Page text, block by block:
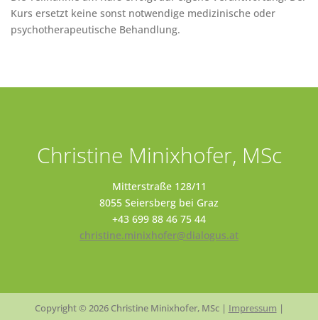
Kurs ersetzt keine sonst notwendige medizinische oder
psychotherapeutische Behandlung.
Christine Minixhofer, MSc
Mitterstraße 128/11
8055 Seiersberg bei Graz
+43 699 88 46 75 44
christine.minixhofer@dialogus.at
Copyright © 2026 Christine Minixhofer, MSc | Impressum |